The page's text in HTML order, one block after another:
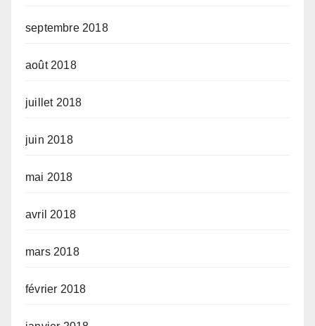
septembre 2018
août 2018
juillet 2018
juin 2018
mai 2018
avril 2018
mars 2018
février 2018